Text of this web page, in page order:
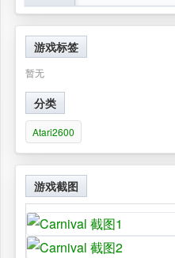
游戏标签
暂无
分类
Atari2600
游戏截图